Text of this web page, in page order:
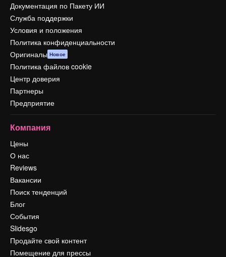
Документация по Пакету ИИ
Служба поддержки
Условия и положения
Политика конфиденциальности
Оригиналы Новое
Политика файлов cookie
Центр доверия
Партнеры
Предприятие
Компания
Цены
О нас
Reviews
Вакансии
Поиск тенденций
Блог
События
Slidesgo
Продайте свой контент
Помещение для прессы